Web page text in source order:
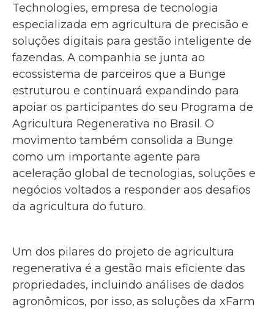
Technologies, empresa de tecnologia
especializada em agricultura de precisão e
soluções digitais para gestão inteligente de
fazendas. A companhia se junta ao
ecossistema de parceiros que a Bunge
estruturou e continuará expandindo para
apoiar os participantes do seu Programa de
Agricultura Regenerativa no Brasil. O
movimento também consolida a Bunge
como um importante agente para
aceleração global de tecnologias, soluções e
negócios voltados a responder aos desafios
da agricultura do futuro.
Um dos pilares do projeto de agricultura
regenerativa é a gestão mais eficiente das
propriedades, incluindo análises de dados
agronômicos, por isso, as soluções da xFarm